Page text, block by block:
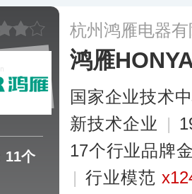
活动，服务于电
域用户。更多
11个
杭州鸿雁电器
鸿雁
国家企业技术
新技术企业 |
17个行业品牌
| 行业模范